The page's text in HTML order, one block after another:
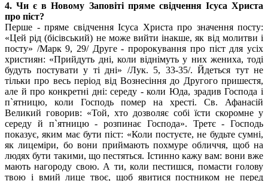
4. Чи є в Новому Заповіті пряме свідчення Ісуса Христа
про піст?
Перше - пряме свідчення Ісуса Христа про значення посту:
«Цей рід (бісівський) не може вийти інакше, як від молитви і
посту» /Марк 9, 29/ Друге - пророкування про піст для усіх
християн: «Прийдуть дні, коли віднімуть у них жениха, тоді
будуть постувати у ті дні» /Лук. 5, 33-35/. Йдеться тут не
тільки про весь період від Вознесіння до Другого пришестя,
але й про конкретні дні: середу - коли Юда, зрадив Господа і
п`ятницю, коли Господь помер на хресті. Св. Афанасій
Великий говорив: «Той, хто дозволяє собі їсти скоромне у
середу й п`ятницю - розпинає Господа». Третє - Господь
показує, яким має бути піст: «Коли постуєте, не будьте сумні,
як лицеміри, бо вони приймають похмуре обличчя, щоб на
людях бути такими, що пестяться. Істинно кажу вам: вони вже
мають нагороду свою. А ти, коли пестишся, помасти голову
твою і вмий лице твоє, щоб явитися постником не перед